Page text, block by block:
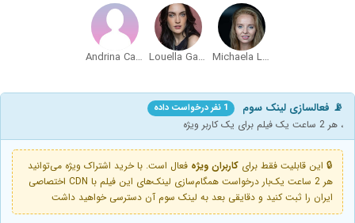
Michaela Longden
Louella Gaskell
Andrina Carroll
📡 فعالسازی لینک سوم 1 نفر درخواست داده
، هر 2 ساعت یک فیلم برای یک کاربر ویژه
🔒 این قابلیت فقط برای کاربران ویژه فعال است. با خرید اشتراک ویژه می‌توانید
هر 2 ساعت یک‌بار درخواست همگام‌سازی لینک‌های این فیلم با CDN اختصاصی
ایران را ثبت کنید و دقایقی بعد به لینک سوم آن دسترسی خواهید داشت